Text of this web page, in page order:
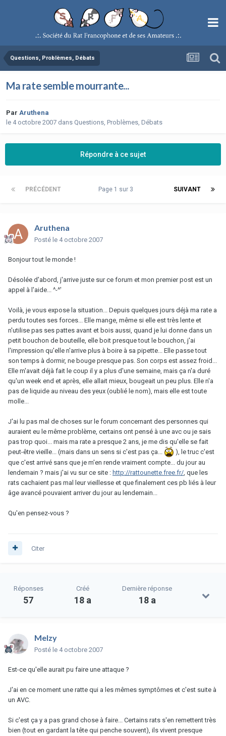
Questions, Problèmes, Débats
Ma rate semble mourrante...
Par Aruthena
le 4 octobre 2007 dans Questions, Problèmes, Débats
Répondre à ce sujet
PRÉCÉDENT SUIVANT
Page 1 sur 3
Aruthena
Posté le 4 octobre 2007
Bonjour tout le monde !
Désolée d'abord, j'arrive juste sur ce forum et mon premier post est un
appel à l'aide... ^-^'
Voilà, je vous expose la situation... Depuis quelques jours déjà ma rate a
perdu toutes ses forces... Elle mange, même si elle est très lente et
n'utilise pas ses pattes avant et bois aussi, quand je lui donne dans un
petit bouchon de bouteille, elle boit presque tout le bouchon, j'ai
l'impression qu'elle n'arrive plus à boire à sa pipette... Elle passe tout
son temps à dormir, ne bouge presque pas. Son corps est assez froid...
Elle m'avait déjà fait le coup il y a plus d'une semaine, mais ça n'a duré
qu'un week end et après, elle allait mieux, bougeait un peu plus. Elle n'a
pas de liquide au niveau des yeux (oublié le nom), mais elle est toute
molle...
J'ai lu pas mal de choses sur le forum concernant des personnes qui
auraient eu le même problème, certains ont pensé à une avc ou je sais
pas trop quoi... mais ma rate a presque 2 ans, je me dis qu'elle se fait
peut-être vieille... (mais dans un sens si c'est pas ça...
), le truc c'est
que c'est arrivé sans que je m'en rende vraiment compte... du jour au
lendemain ? mais j'ai vu sur ce site : http://rattounette.free.fr/, que les
rats cachaient pas mal leur vieillesse et que finalement ces pb liés à leur
âge avancé pouvaient arriver du jour au lendemain...
Qu'en pensez-vous ?
Citer
Réponses
57
Créé
18 a
Dernière réponse
18 a
Melzy
Posté le 4 octobre 2007
Est-ce qu'elle aurait pu faire une attaque ?
J'ai en ce moment une ratte qui a les mêmes symptômes et c'est suite à
un AVC.
Si c'est ça y a pas grand chose à faire... Certains rats s'en remettent très
bien (tout en gardant la tête qui penche souvent), ils vivent presque